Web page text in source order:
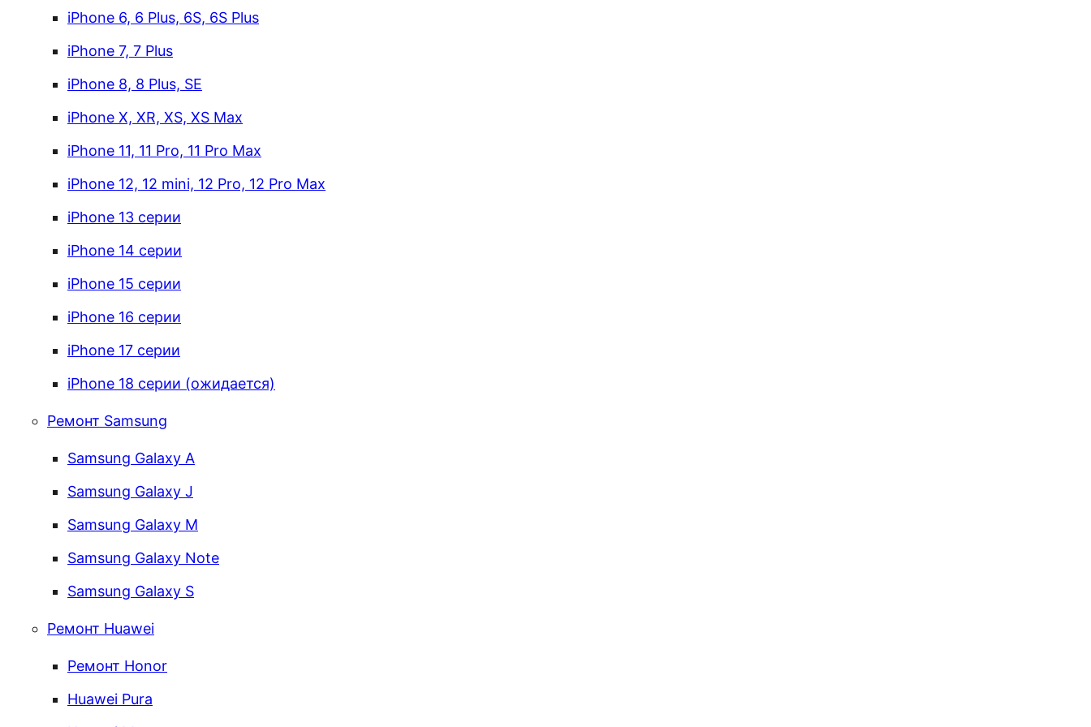
iPhone 6, 6 Plus, 6S, 6S Plus
iPhone 7, 7 Plus
iPhone 8, 8 Plus, SE
iPhone X, XR, XS, XS Max
iPhone 11, 11 Pro, 11 Pro Max
iPhone 12, 12 mini, 12 Pro, 12 Pro Max
iPhone 13 серии
iPhone 14 серии
iPhone 15 серии
iPhone 16 серии
iPhone 17 серии
iPhone 18 серии (ожидается)
Ремонт Samsung
Samsung Galaxy А
Samsung Galaxy J
Samsung Galaxy M
Samsung Galaxy Note
Samsung Galaxy S
Ремонт Huawei
Ремонт Honor
Huawei Pura